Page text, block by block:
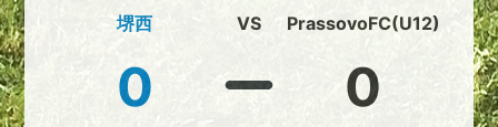
堺西
0
VS PrassovoFC(U12)
0